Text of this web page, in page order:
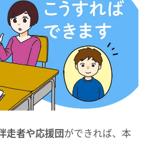
走者や応援団ができれば、本